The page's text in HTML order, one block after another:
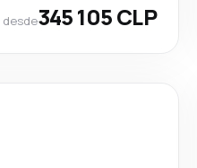
desde345 105 CLP